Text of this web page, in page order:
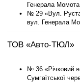
Генерала Момота
№ 29 «Вул.
вул. Генерала
ТОВ «Авто-ТЮЛ»
№ 36 «Річковий
Сумгаїтської